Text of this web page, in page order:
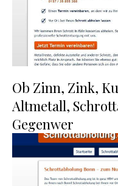
Ob Zinn, Zink,
Altmetall,
Gegenwer